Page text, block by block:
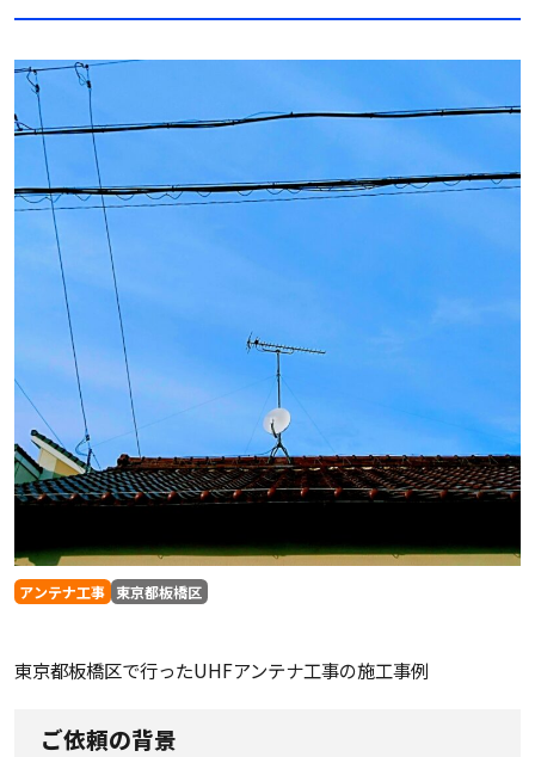
アンテナ工事 東京都板橋区
東京都板橋区で行ったUHFアンテナ工事の施工事例
ご依頼の背景